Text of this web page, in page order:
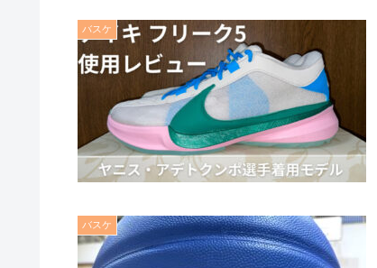
バスケ
バスケ